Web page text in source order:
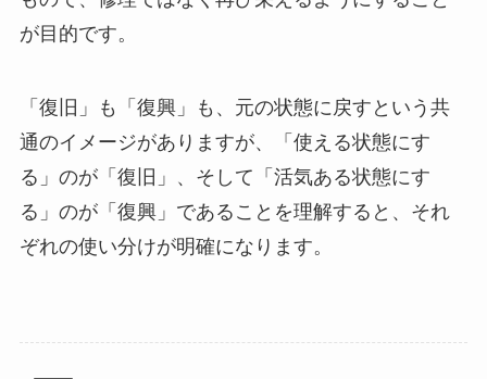
が目的です。
「復旧」も「復興」も、元の状態に戻すという共
通のイメージがありますが、「使える状態にす
る」のが「復旧」、そして「活気ある状態にす
る」のが「復興」であることを理解すると、それ
ぞれの使い分けが明確になります。